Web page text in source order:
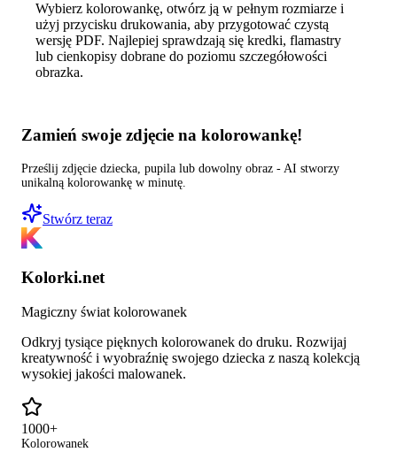
Wybierz kolorowankę, otwórz ją w pełnym rozmiarze i
użyj przycisku drukowania, aby przygotować czystą
wersję PDF. Najlepiej sprawdzają się kredki, flamastry
lub cienkopisy dobrane do poziomu szczegółowości
obrazka.
Zamień swoje zdjęcie na kolorowankę!
Prześlij zdjęcie dziecka, pupila lub dowolny obraz - AI stworzy
unikalną kolorowankę w minutę.
Stwórz teraz
Kolorki.net
Magiczny świat kolorowanek
Odkryj tysiące pięknych kolorowanek do druku. Rozwijaj
kreatywność i wyobraźnię swojego dziecka z naszą kolekcją
wysokiej jakości malowanek.
1000+
Kolorowanek